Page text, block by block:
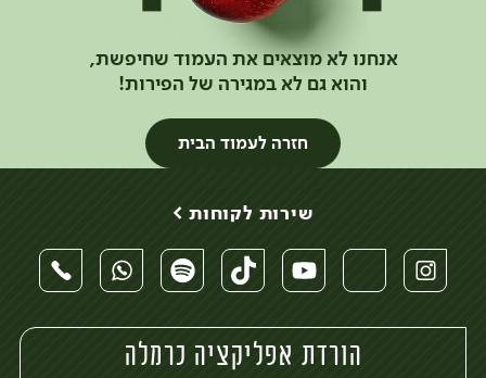
אנחנו לא מוצאים את העמוד שחיפשת,
והוא גם לא במגירה של הפירות!
חזרה לעמוד הבית
שירות לקוחות >
הורדת אפליקציה כרמלה